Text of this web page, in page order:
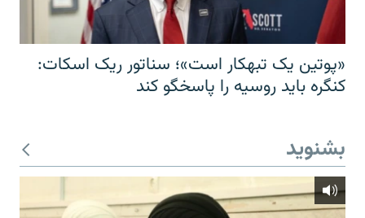
«پوتین یک تبهکار است»؛ سناتور ریک اسکات:
کنگره باید روسیه را پاسخگو کند
بشنوید